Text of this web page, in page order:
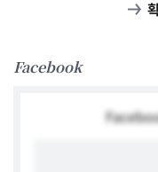
Facebook